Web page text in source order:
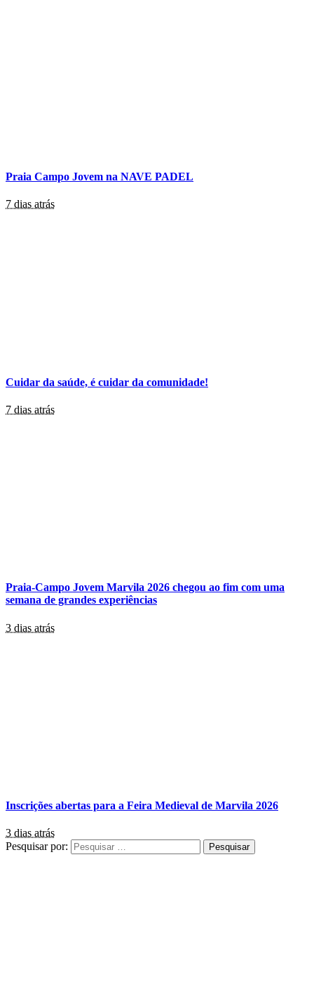
Praia Campo Jovem na NAVE PADEL
7 dias atrás
Cuidar da saúde, é cuidar da comunidade!
7 dias atrás
Praia-Campo Jovem Marvila 2026 chegou ao fim com uma
semana de grandes experiências
3 dias atrás
Inscrições abertas para a Feira Medieval de Marvila 2026
3 dias atrás
Pesquisar por: